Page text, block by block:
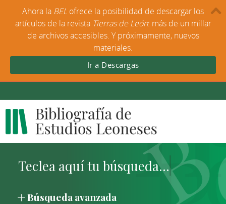
Búsqueda avanzada
Ahora la BEL ofrece la posibilidad de descargar los
artículos de la revista Tierras de León: más de un millar
de archivos accesibles. Y próximamente, nuevos
materiales.
Ir a Descargas